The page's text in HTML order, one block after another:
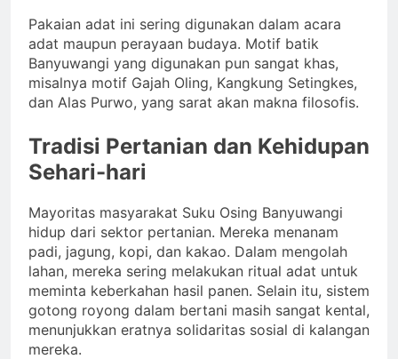
Pakaian adat ini sering digunakan dalam acara
adat maupun perayaan budaya. Motif batik
Banyuwangi yang digunakan pun sangat khas,
misalnya motif Gajah Oling, Kangkung Setingkes,
dan Alas Purwo, yang sarat akan makna filosofis.
Tradisi Pertanian dan Kehidupan
Sehari-hari
Mayoritas masyarakat Suku Osing Banyuwangi
hidup dari sektor pertanian. Mereka menanam
padi, jagung, kopi, dan kakao. Dalam mengolah
lahan, mereka sering melakukan ritual adat untuk
meminta keberkahan hasil panen. Selain itu, sistem
gotong royong dalam bertani masih sangat kental,
menunjukkan eratnya solidaritas sosial di kalangan
mereka.